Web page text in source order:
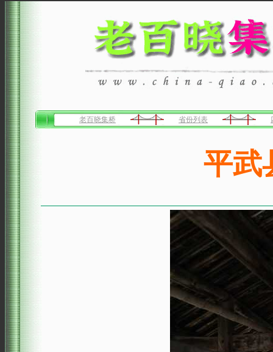
老百晓集桥 省份列表
平武